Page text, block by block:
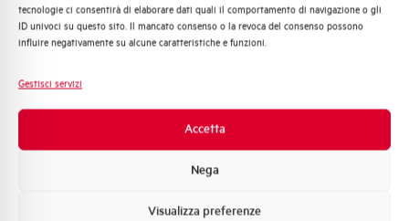
tecnologie ci consentirà di elaborare dati quali il comportamento di navigazione o gli
ID univoci su questo sito. Il mancato consenso o la revoca del consenso possono
influire negativamente su alcune caratteristiche e funzioni.
Gestisci servizi
Accetta
Nega
Visualizza preferenze
Adatto al sezionamento
secondo EN 60947-2
NO
Temperatura di riferimento (°C)
Distribuzione di Energia
Automazione Industriale
Sistema Quadri
Promozioni e offerte
Formazione tecnica
Voglio ricevere aggiornamenti, novità di